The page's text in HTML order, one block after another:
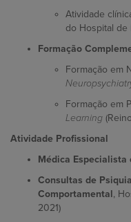
Atividade
do Hospital de
Formação
Formação em
Formação em
Learning
Atividade Profissional
Médica Especialista
Consultas de
Comportamental,
2021)